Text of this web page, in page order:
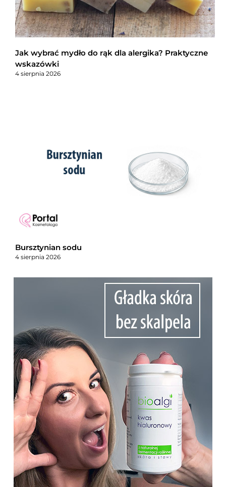
Jak wybrać mydło do rąk dla alergika? Praktyczne
wskazówki
4 sierpnia 2026
Bursztynian sodu
4 sierpnia 2026